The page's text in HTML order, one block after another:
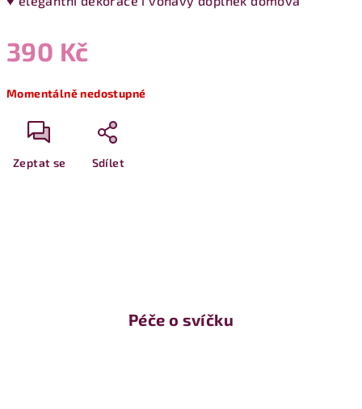
390 Kč
cena:
Momentálně nedostupné
Zeptat se Sdílet
Péče o svíčku